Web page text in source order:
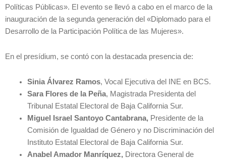
Políticas Públicas». El evento se llevó a cabo en el marco de la
inauguración de la segunda generación del «Diplomado para el
Desarrollo de la Participación Política de las Mujeres».
En el presídium, se contó con la destacada presencia de:
Sinia Álvarez Ramos, Vocal Ejecutiva del INE en BCS.
Sara Flores de la Peña, Magistrada Presidenta del
Tribunal Estatal Electoral de Baja California Sur.
Miguel Israel Santoyo Cantabrana,Presidente de la
Comisión de Igualdad de Género y no Discriminación del
Instituto Estatal Electoral de Baja California Sur.
Anabel Amador Manríquez,Directora General de